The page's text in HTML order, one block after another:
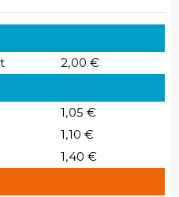
2,00 €
1,05 €
1,10 €
1,40 €